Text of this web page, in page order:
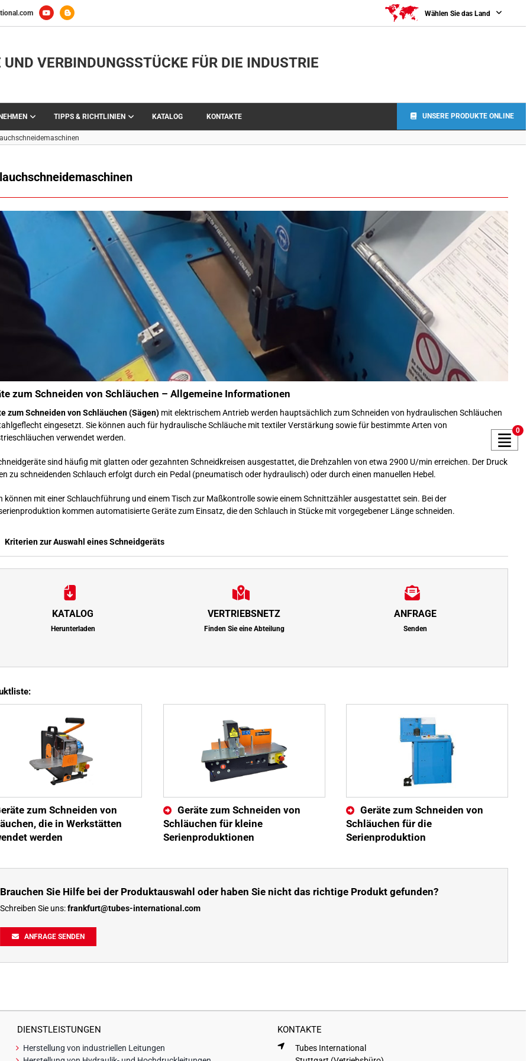
Wählen Sie das Land
VERBINDUNGSSTÜCKE FÜR DIE INDUSTRIE
TIPPS & RICHTLINIEN KATALOG KONTAKTE UNSERE PRODUKTE ONLINE
zum Schneiden von Schläuchen – Allgemeine Informationen
zum Schneiden von Schläuchen (Sägen) mit elektrischem Antrieb werden hauptsächlich zum Schneiden von hydraulischen Schläuchen
eingesetzt. Sie können auch für hydraulische Schläuche mit textiler Verstärkung sowie für bestimmte Arten von
verwendet werden.
sind häufig mit glatten oder gezahnten Schneidkreisen ausgestattet, die Drehzahlen von etwa 2900 U/min erreichen. Der Druck
zu schneidenden Schlauch erfolgt durch ein Pedal (pneumatisch oder hydraulisch) oder durch einen manuellen Hebel.
können mit einer Schlauchführung und einem Tisch zur Maßkontrolle sowie einem Schnittzähler ausgestattet sein. Bei der
kommen automatisierte Geräte zum Einsatz, die den Schlauch in Stücke mit vorgegebener Länge schneiden.
Kriterien zur Auswahl eines Schneidgeräts
KATALOG
Herunterladen
VERTRIEBSNETZ
Finden Sie eine Abteilung
ANFRAGE
Senden
zum Schneiden von
die in Werkstätten
werden
Geräte zum Schneiden von
Schläuchen für kleine
Serienproduktionen
Geräte zum Schneiden von
Schläuchen für die
Serienproduktion
Brauchen Sie Hilfe bei der Produktauswahl oder haben Sie nicht das richtige Produkt gefunden?
Schreiben Sie uns:frankfurt@tubes-international.com
ANFRAGE SENDEN
DIENSTLEISTUNGEN KONTAKTE
Herstellung von industriellen Leitungen
Tubes International
0